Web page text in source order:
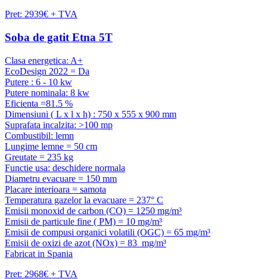
Pret: 2939€ + TVA
Soba de gatit Etna 5T
Clasa energetica: A+
EcoDesign 2022 = Da
Putere : 6 - 10 kw
Putere nominala: 8 kw
Eficienta =81.5 %
Dimensiuni ( L x l x h) : 750 x 555 x 900 mm
Suprafata incalzita: >100 mp
Combustibil: lemn
Lungime lemne = 50 cm
Greutate = 235 kg
Functie usa: deschidere normala
Diametru evacuare = 150 mm
Placare interioara = samota
Temperatura gazelor la evacuare = 237° C
Emisii monoxid de carbon (CO) = 1250 mg/m³
Emisii de particule fine ( PM) = 10 mg/m³
Emisii de compusi organici volatili (OGC) = 65 mg/m³
Emisii de oxizi de azot (NOx) = 83 mg/m³
Fabricat in Spania
Pret: 2968€ + TVA